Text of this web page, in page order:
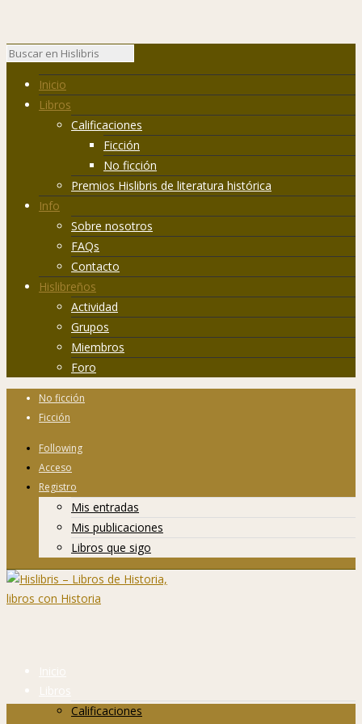
Inicio
Libros
Calificaciones
Ficción
No ficción
Premios Hislibris de literatura histórica
Info
Sobre nosotros
FAQs
Contacto
Hislibreños
Actividad
Grupos
Miembros
Foro
No ficción
Ficción
Following
Acceso
Registro
Mis entradas
Mis publicaciones
Libros que sigo
Inicio
Libros
Calificaciones